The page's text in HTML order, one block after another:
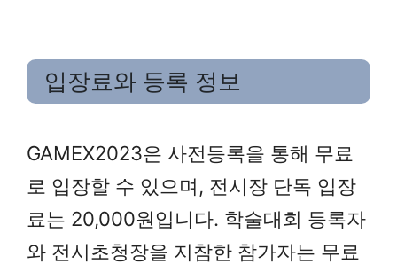
입장료와 등록 정보
GAMEX2023은 사전등록을 통해 무료
로 입장할 수 있으며, 전시장 단독 입장
료는 20,000원입니다. 학술대회 등록자
와 전시초청장을 지참한 참가자는 무료